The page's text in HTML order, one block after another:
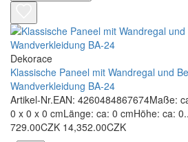
Dekorace
Klassische Paneel mit Wandregal und
Wandverkleidung BA-24
Artikel-Nr.EAN: 4260484867674Maße:
0 x 0 x 0 cmLänge: ca: 0 cmHöhe: ca: 0..
729.00CZK 14,352.00CZK